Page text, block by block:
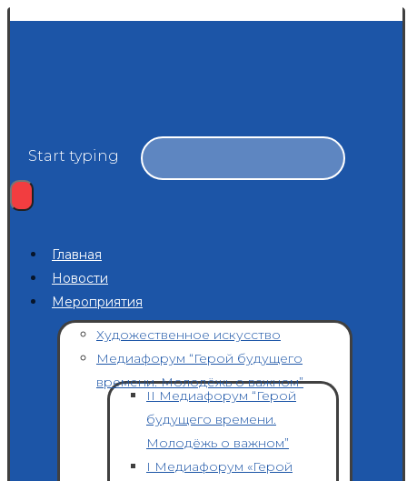
Start typing
Главная
Новости
Мероприятия
Художественное искусство
Медиафорум “Герой будущего
времени. Молодёжь о важном”
II Медиафорум “Герой
будущего времени.
Молодёжь о важном”
I Медиафорум «Герой